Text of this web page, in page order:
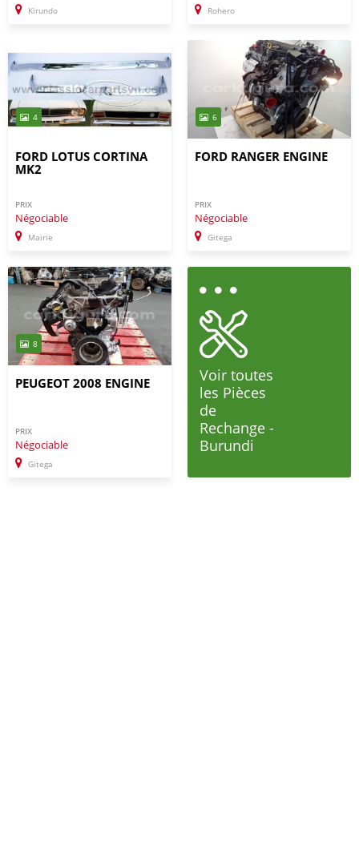
Kirundo Rohero
4
FORD LOTUS CORTINA
MK2
PRIX
Négociable
Mairie
6
FORD RANGER ENGINE
PRIX
Négociable
Gitega
8
PEUGEOT 2008 ENGINE
PRIX
Négociable
Gitega
Voir toutes
les Pièces
de
Rechange -
Burundi